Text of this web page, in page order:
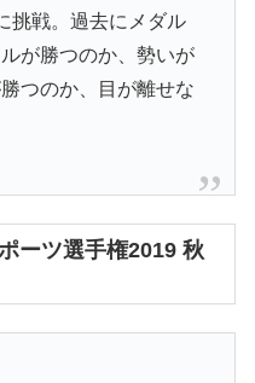
挑戦。過去にメダル
が勝つのか、勢いが
つのか、目が離せな
ーツ選手権2019 秋